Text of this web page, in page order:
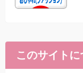
このサイトに